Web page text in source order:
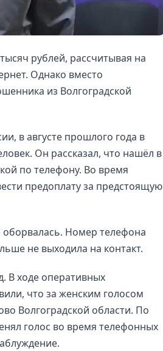
рублей, рассчитывая на
Однако вместо
из Волгоградской
в августе прошлого года в
Он рассказал, что нашёл в
по телефону. Во время
предоплату за предстоящую
Номер телефона
не выходила на контакт.
В ходе оперативных
что за женским голосом
Волгоградской области. По
голос во время телефонных